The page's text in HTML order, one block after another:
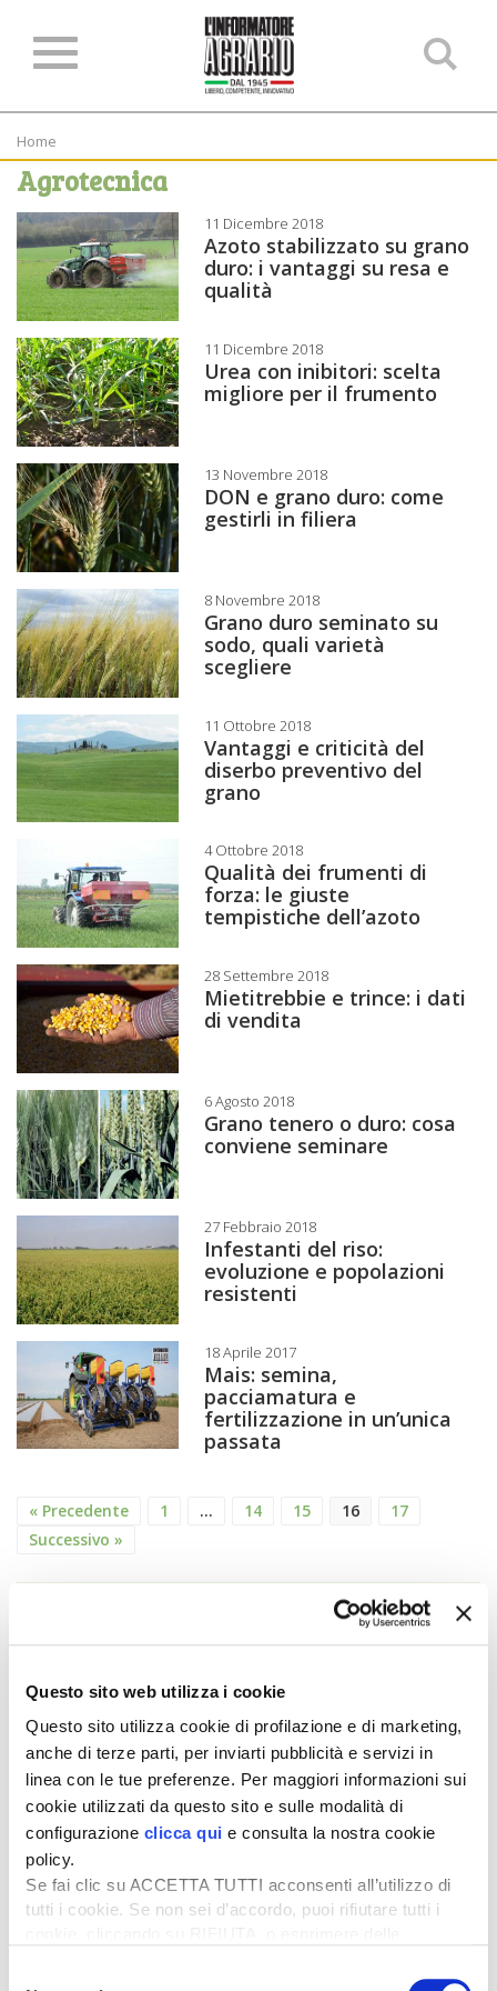
Questo sito web utilizza i cookie
Questo sito utilizza cookie di profilazione e di marketing,
anche di terze parti, per inviarti pubblicità e servizi in
linea con le tue preferenze. Per maggiori informazioni sui
cookie utilizzati da questo sito e sulle modalità di
configurazione clicca qui e consulta la nostra cookie
policy.
Se fai clic su ACCETTA TUTTI acconsenti all’utilizzo di
tutti i cookie. Se non sei d’accordo, puoi rifiutare tutti i
desideri accettare e cliccando ACCETTA SELEZIONATI.
Home
Agrotecnica
11 Dicembre 2018
Azoto stabilizzato su grano
duro: i vantaggi su resa e
qualità
11 Dicembre 2018
Urea con inibitori: scelta
migliore per il frumento
13 Novembre 2018
DON e grano duro: come
gestirli in filiera
8 Novembre 2018
Grano duro seminato su
sodo, quali varietà
scegliere
11 Ottobre 2018
Vantaggi e criticità del
diserbo preventivo del
grano
4 Ottobre 2018
Qualità dei frumenti di
forza: le giuste
tempistiche dell’azoto
28 Settembre 2018
Mietitrebbie e trince: i dati
di vendita
6 Agosto 2018
Grano tenero o duro: cosa
conviene seminare
27 Febbraio 2018
Infestanti del riso:
evoluzione e popolazioni
resistenti
18 Aprile 2017
Mais: semina,
pacciamatura e
fertilizzazione in un’unica
passata
« Precedente 1 … 14 15 16
17
Successivo »
Credito di imposta la 20% per il gasolio
agricolo da marzo a maggio
6 Agosto 2026
Arriva una boccata d’ossigeno fondamentale per il
comparto primario italiano,...
Il “ColtivaItalia” passa e va all’esame del
Senato
6 Agosto 2026
“Oggi 6 agosto, la Camera ha approvato il
Coltivaitalia, il provvedimen...